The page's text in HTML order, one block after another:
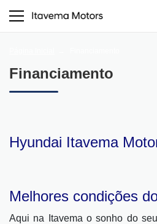
Financiamento
Hyundai Itavema
Melhores condições
Aqui na Itavema o sonho do